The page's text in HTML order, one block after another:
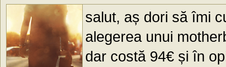
salut, aș dori să îmi
alegerea unui
dar costă 94€ și în